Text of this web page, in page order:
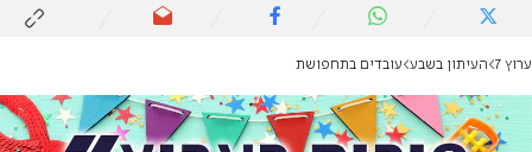
ערוץ 7 העיתון בשבע עובדים בתחפושת